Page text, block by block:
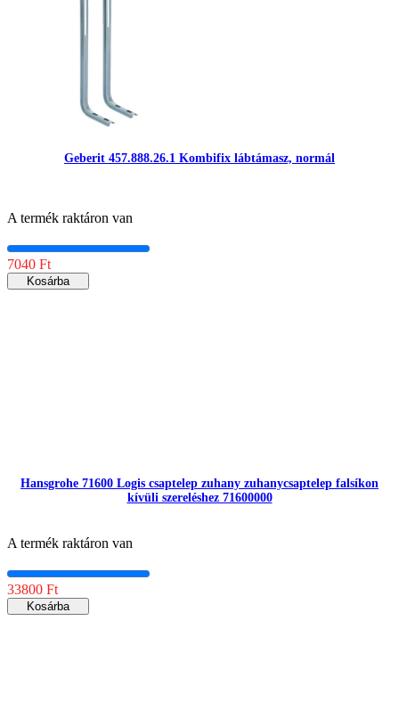
Geberit 457.888.26.1 Kombifix lábtámasz, normál
A termék raktáron van
7040 Ft
Kosárba
Hansgrohe 71600 Logis csaptelep zuhany zuhanycsaptelep falsíkon
kívüli szereléshez 71600000
A termék raktáron van
33800 Ft
Kosárba